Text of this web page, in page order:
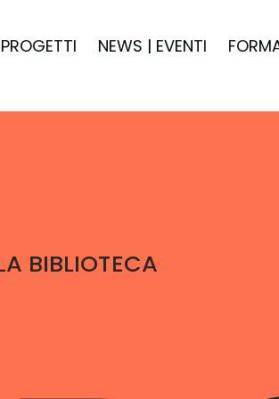
PROGETTI NEWS | EVENTI
BIBLIOTECA